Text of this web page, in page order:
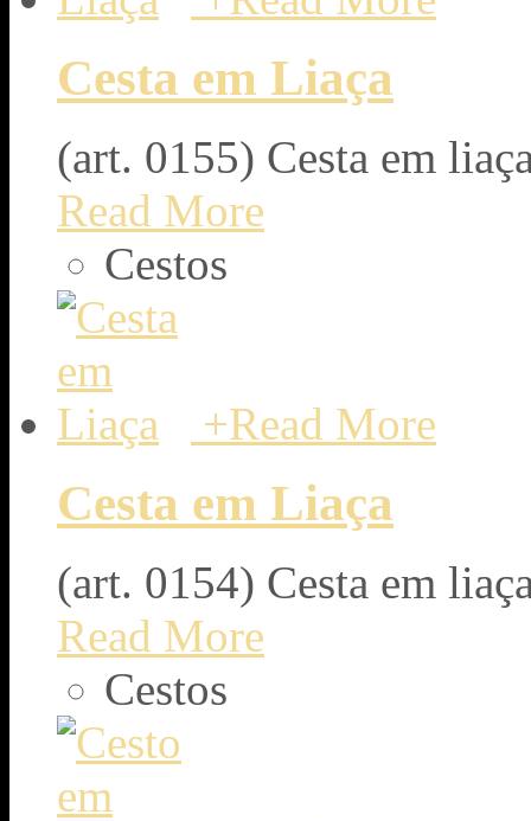
Cesta em Liaça
(art. 0155) Cesta em
Read More
Cestos
+Read More
Cesta em Liaça
(art. 0154) Cesta em
Read More
Cestos